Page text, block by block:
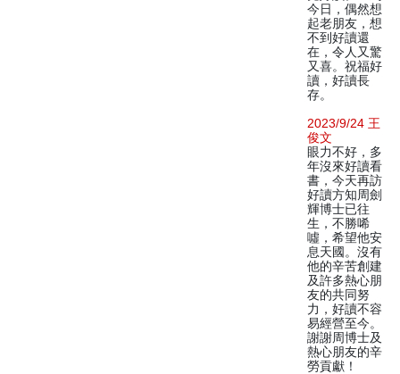
今日，偶然想
起老朋友，想
不到好讀還
在，令人又驚
又喜。祝福好
讀，好讀長
存。
2023/9/24 王
俊文
眼力不好，多
年沒來好讀看
書，今天再訪
好讀方知周劍
輝博士已往
生，不勝唏
噓，希望他安
息天國。沒有
他的辛苦創建
及許多熱心朋
友的共同努
力，好讀不容
易經營至今。
謝謝周博士及
熱心朋友的辛
勞貢獻！